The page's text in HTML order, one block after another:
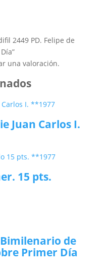
2449 PD. Felipe de
una valoración.
Juan Carlos I.
15 pts.
de
Primer Día